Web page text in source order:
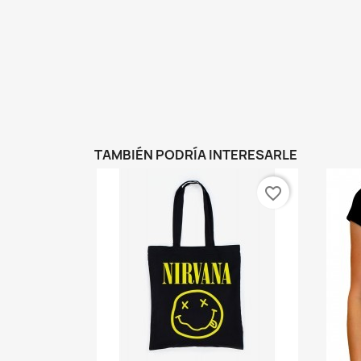
TAMBIÉN PODRÍA INTERESARLE
favorite_border